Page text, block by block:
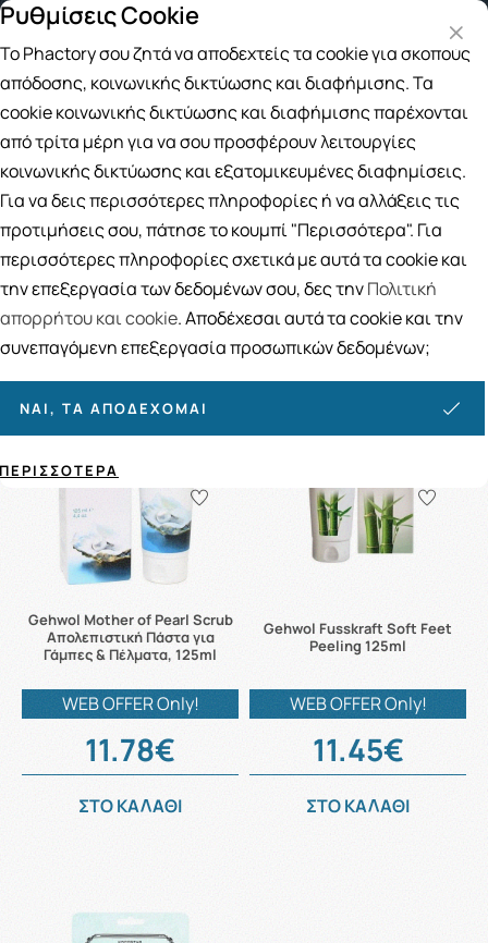
Δωρεάν μεταφορικά για αγορές άνω
Αναζήτηση
Αρχική / ΑΝΔΡΑΣ / Περιποίηση Ποδιών / Peeling Ποδιών
Peeling Ποδιών
3ΠΡΟΪΟΝΤΑ
Ταξινόμηση Προβολή
Gehwol Mother of Pearl Scrub
Απολεπιστική Πάστα για
Γάμπες & Πέλματα, 125ml
WEB OFFER Only!
11.78€
ΣΤΟ ΚΑΛΑΘΙ
Gehwol Fusskraft Soft Feet
Peeling 125ml
WEB OFFER Only!
11.45€
ΣΤΟ ΚΑΛΑΘΙ
Ρυθμίσεις Cookie
Το Phactory σου ζητά να αποδεχτείς τα cookie για σκοπούς
απόδοσης, κοινωνικής δικτύωσης και διαφήμισης. Τα
cookie κοινωνικής δικτύωσης και διαφήμισης παρέχονται
από τρίτα μέρη για να σου προσφέρουν λειτουργίες
κοινωνικής δικτύωσης και εξατομικευμένες διαφημίσεις.
Για να δεις περισσότερες πληροφορίες ή να αλλάξεις τις
προτιμήσεις σου, πάτησε το κουμπί "Περισσότερα". Για
περισσότερες πληροφορίες σχετικά με αυτά τα cookie και
την επεξεργασία των δεδομένων σου, δες τηνΠολιτική
απορρήτου και cookie. Αποδέχεσαι αυτά τα cookie και την
συνεπαγόμενη επεξεργασία προσωπικών δεδομένων;
ΝΑΙ, ΤΑ ΑΠΟΔΈΧΟΜΑΙ
ΠΕΡΙΣΣΌΤΕΡΑ